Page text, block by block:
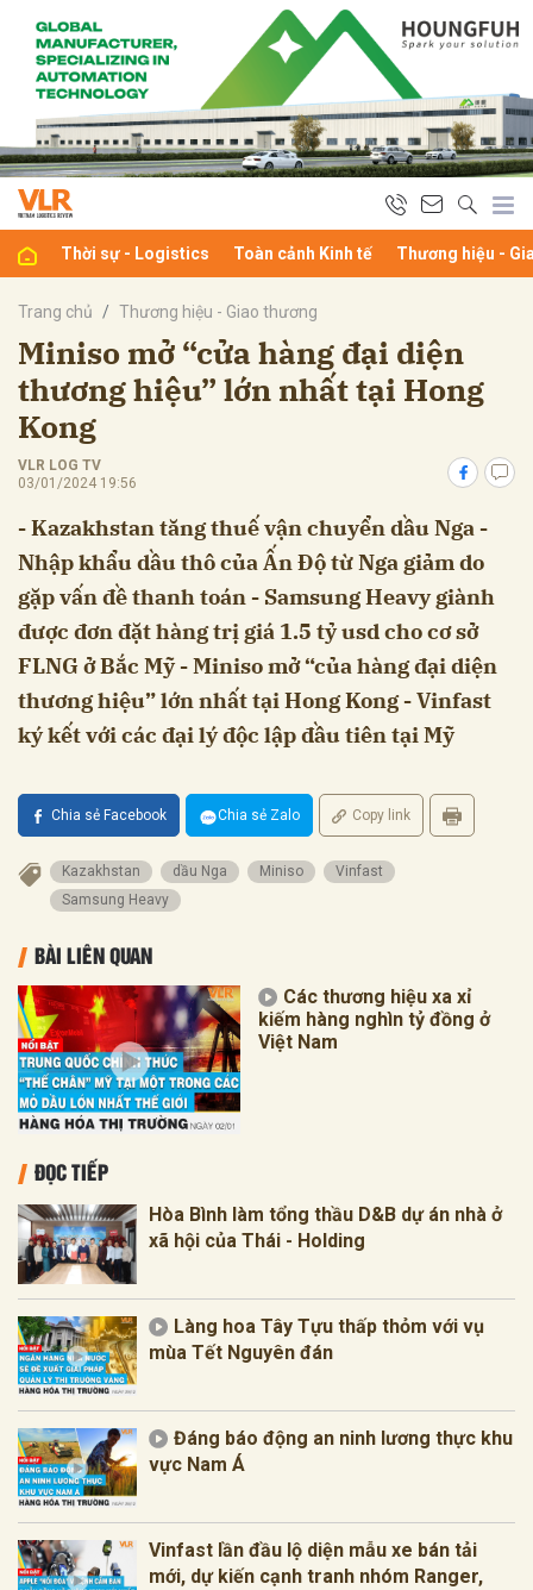
Thời sự - Logistics Toàn cảnh Kinh tế Thương hiệu -
Trang chủ Thương hiệu - Giao thương
Miniso mở “cửa hàng đại diện
thương hiệu” lớn nhất tại Hong
Kong
VLR LOG TV
03/01/2024 19:56
- Kazakhstan tăng thuế vận chuyển dầu Nga -
Nhập khẩu dầu thô của Ấn Độ từ Nga giảm do
gặp vấn đề thanh toán - Samsung Heavy giành
được đơn đặt hàng trị giá 1.5 tỷ usd cho cơ sở
FLNG ở Bắc Mỹ - Miniso mở “của hàng đại diện
thương hiệu” lớn nhất tại Hong Kong - Vinfast
ký kết với các đại lý độc lập đầu tiên tại Mỹ
Chia sẻ Facebook Chia sẻ Zalo Copy link
Kazakhstan dầu Nga Miniso
Vinfast
Samsung Heavy
BÀI LIÊN QUAN
Các thương hiệu xa xỉ
kiếm hàng nghìn tỷ đồng ở
Việt Nam
ĐỌC TIẾP
Hòa Bình làm tổng thầu D&B dự án nhà ở
xã hội của Thái - Holding
Làng hoa Tây Tựu thấp thỏm với vụ
mùa Tết Nguyên đán
Đáng báo động an ninh lương thực khu
vực Nam Á
Vinfast lần đầu lộ diện mẫu xe bán tải
mới, dự kiến cạnh tranh nhóm Ranger,
luận
Hủy